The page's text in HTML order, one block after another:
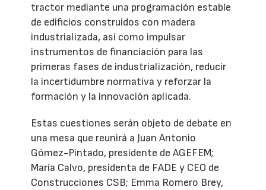
tractor mediante una programación estable
de edificios construidos con madera
industrializada, así como impulsar
instrumentos de financiación para las
primeras fases de industrialización, reducir
la incertidumbre normativa y reforzar la
formación y la innovación aplicada.
Estas cuestiones serán objeto de debate en
una mesa que reunirá a Juan Antonio
Gómez-Pintado, presidente de AGEFEM;
María Calvo, presidenta de FADE y CEO de
Construcciones CSB; Emma Romero Brey,